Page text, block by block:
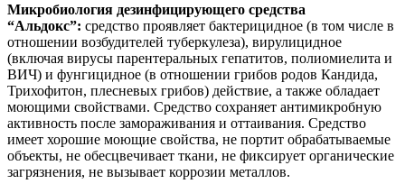
Микробиология дезинфицирующего средства
“Альдокс”: средство проявляет бактерицидное (в том числе в
отношении возбудителей туберкулеза), вирулицидное
(включая вирусы парентеральных гепатитов, полиомиелита и
ВИЧ) и фунгицидное (в отношении грибов родов Кандида,
Трихофитон, плесневых грибов) действие, а также обладает
моющими свойствами. Средство сохраняет антимикробную
активность после замораживания и оттаивания. Средство
имеет хорошие моющие свойства, не портит обрабатываемые
объекты, не обесцвечивает ткани, не фиксирует органические
загрязнения, не вызывает коррозии металлов.